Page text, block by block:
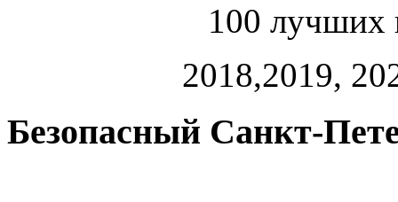
100 лучших
2018,2019,
Безопасный Санкт-